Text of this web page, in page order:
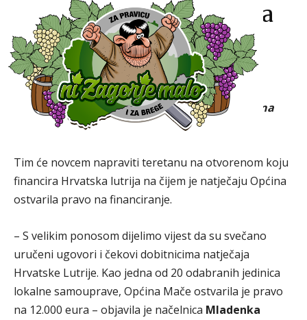
Mače dobiva teretanu na
otvorenom
Autor:nizagorjemalo.hr - 16. lipnja 2026.
Kao jedna od 20 odabranih jedinica lokalne
samouprave, Općina Mače ostvarila je pravo na
12.000 eura.
Tim će novcem napraviti teretanu na otvorenom koju
financira Hrvatska lutrija na čijem je natječaju Općina
ostvarila pravo na financiranje.
– S velikim ponosom dijelimo vijest da su svečano
uručeni ugovori i čekovi dobitnicima natječaja
Hrvatske Lutrije. Kao jedna od 20 odabranih jedinica
lokalne samouprave, Općina Mače ostvarila je pravo
na 12.000 eura – objavila je načelnica Mladenka